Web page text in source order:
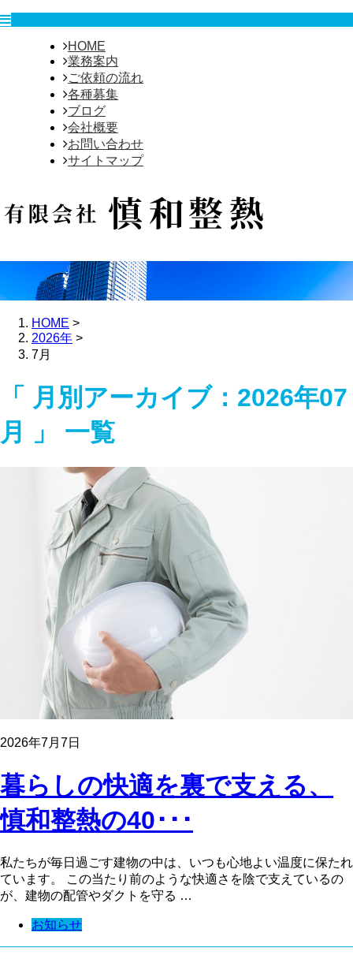
HOME
業務案内
ご依頼の流れ
各種募集
ブログ
会社概要
お問い合わせ
サイトマップ
HOME >
2026年 >
7月
「 月別アーカイブ：2026年07
月 」 一覧
2026年7月7日
暮らしの快適を裏で支える、
慎和整熱の40･･･
私たちが毎日過ごす建物の中は、いつも心地よい温度に保たれ
ています。 この当たり前のような快適さを陰で支えているの
が、建物の配管やダクトを守る …
お知らせ